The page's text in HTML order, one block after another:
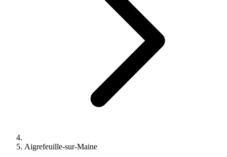
Aigrefeuille-sur-Maine